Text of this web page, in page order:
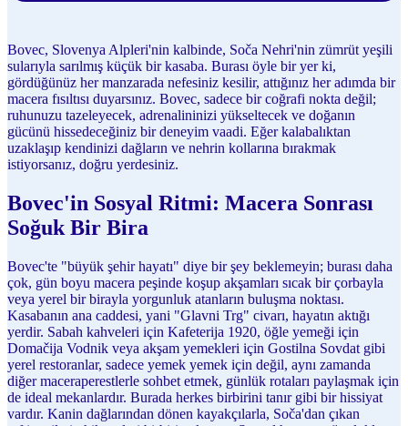
Bovec, Slovenya Alpleri'nin kalbinde, Soča Nehri'nin zümrüt yeşili
sularıyla sarılmış küçük bir kasaba. Burası öyle bir yer ki,
gördüğünüz her manzarada nefesiniz kesilir, attığınız her adımda bir
macera fısıltısı duyarsınız. Bovec, sadece bir coğrafi nokta değil;
ruhunuzu tazeleyecek, adrenalininizi yükseltecek ve doğanın
gücünü hissedeceğiniz bir deneyim vaadi. Eğer kalabalıktan
uzaklaşıp kendinizi dağların ve nehrin kollarına bırakmak
istiyorsanız, doğru yerdesiniz.
Bovec'in Sosyal Ritmi: Macera Sonrası
Soğuk Bir Bira
Bovec'te "büyük şehir hayatı" diye bir şey beklemeyin; burası daha
çok, gün boyu macera peşinde koşup akşamları sıcak bir çorbayla
veya yerel bir birayla yorgunluk atanların buluşma noktası.
Kasabanın ana caddesi, yani "Glavni Trg" civarı, hayatın aktığı
yerdir. Sabah kahveleri için Kafeterija 1920, öğle yemeği için
Domačija Vodnik veya akşam yemekleri için Gostilna Sovdat gibi
yerel restoranlar, sadece yemek yemek için değil, aynı zamanda
diğer maceraperestlerle sohbet etmek, günlük rotaları paylaşmak için
de ideal mekanlardır. Burada herkes birbirini tanır gibi bir hissiyat
vardır. Kanin dağlarından dönen kayakçılarla, Soča'dan çıkan